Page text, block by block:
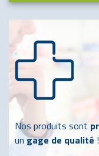
Nos produits sont
ungage de qualité !